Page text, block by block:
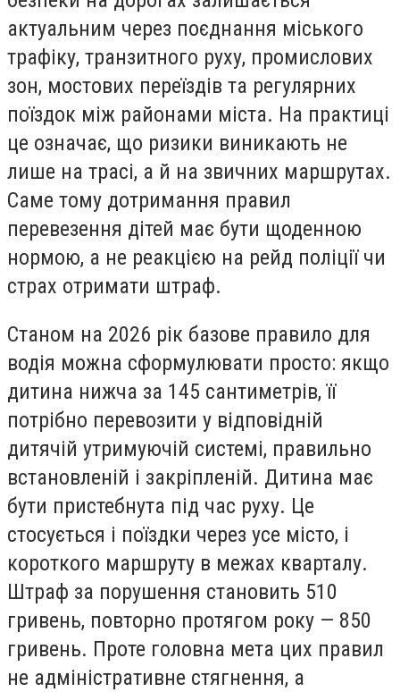
актуальним через поєднання міського
трафіку, транзитного руху, промислових
зон, мостових переїздів та регулярних
поїздок між районами міста. На практиці
це означає, що ризики виникають не
лише на трасі, а й на звичних маршрутах.
Саме тому дотримання правил
перевезення дітей має бути щоденною
нормою, а не реакцією на рейд поліції чи
страх отримати штраф.
Станом на 2026 рік базове правило для
водія можна сформулювати просто: якщо
дитина нижча за 145 сантиметрів, її
потрібно перевозити у відповідній
дитячій утримуючій системі, правильно
встановленій і закріпленій. Дитина має
бути пристебнута під час руху. Це
стосується і поїздки через усе місто, і
короткого маршруту в межах кварталу.
Штраф за порушення становить 510
гривень, повторно протягом року — 850
гривень. Проте головна мета цих правил
не адміністративне стягнення, а